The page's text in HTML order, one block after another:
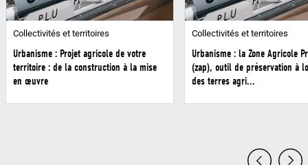
Collectivités et territoires
Urbanisme : Projet agricole de votre
territoire : de la construction à la mise
en œuvre
Collectivités et territoires
Urbanisme : la Zone Agricole
(zap), outil de préservation à
des terres agri...